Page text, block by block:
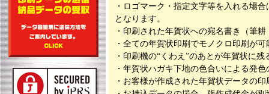
・ロゴマーク・指定文字等を入れる場
となります。
・印刷された年賀状への宛名書き（筆
・全ての年賀状印刷でモノクロ印刷が
・印刷機の“くわえ”のあとが年賀状に
・年賀状ハガキ下地の色合いによる発
・お客様が作成された年賀状データの